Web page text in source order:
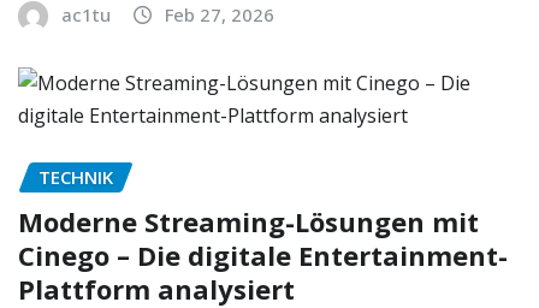
ac1tu Feb 27, 2026
TECHNIK
Moderne Streaming-Lösungen mit
Cinego – Die digitale Entertainment-
Plattform analysiert